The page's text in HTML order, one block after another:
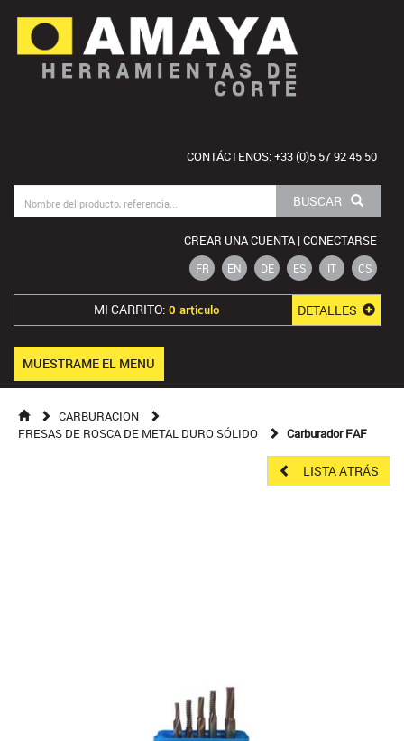
HERRAMIENTAS DE
CORTE
CONTÁCTENOS: +33 (0)5 57 92 45 50
BUSCAR
CREAR UNA CUENTA | CONECTARSE
FR EN DE ES IT CS
MI CARRITO: 0 artículo DETALLES
MUESTRAME EL MENU
CARBURACION
FRESAS DE ROSCA DE METAL DURO SÓLIDO
Carburador FAF
LISTA ATRÁS